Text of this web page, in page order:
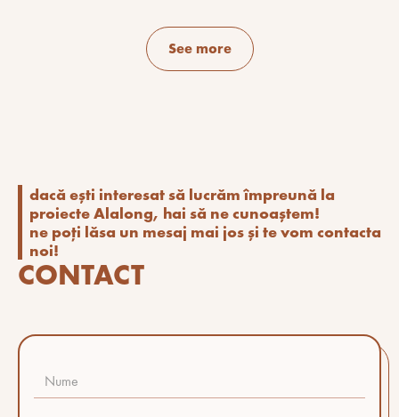
See more
dacă ești interesat să lucrăm împreună la
proiecte Alalong, hai să ne cunoaștem!
ne poți lăsa un mesaj mai jos și te vom contacta
noi!
CONTACT